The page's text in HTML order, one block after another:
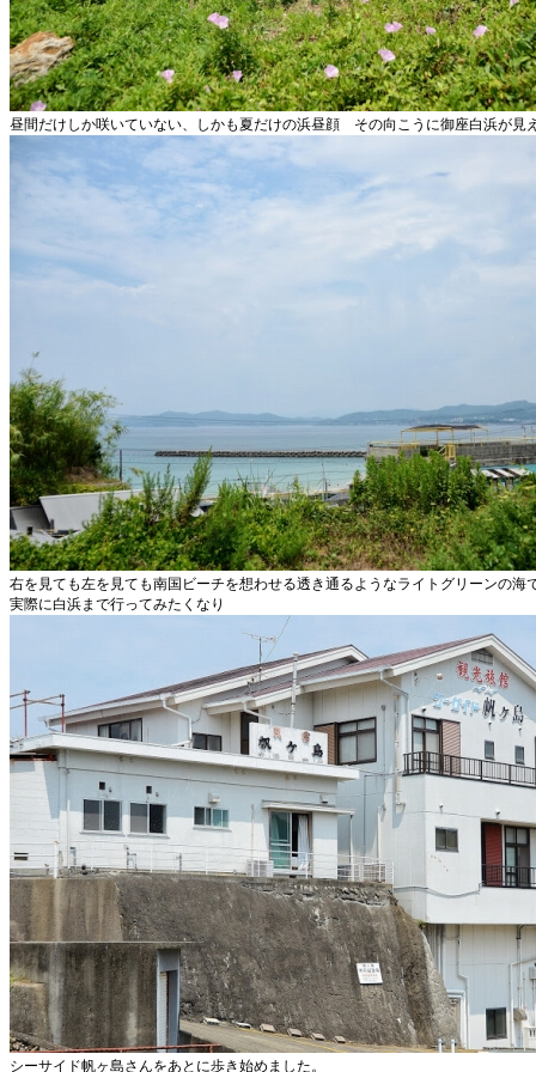
昼間だけしか咲いていない、しかも夏だけの浜昼顔 その向こうに御座白浜が見
右を見ても左を見ても南国ビーチを想わせる透き通るようなライトグリーンの海
実際に白浜まで行ってみたくなり
シーサイド帆ヶ島さんをあとに歩き始めました。